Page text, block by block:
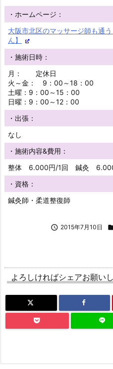
・ホームページ：
大阪市北区のマッサージ師も通
ん】
・施術日時：
月： 定休日
火～金： 9：00～18：00
土曜：9：00～15：00
日曜：9：00～12：00
・出張：
なし
・施術内容&費用：
整体 6.000円/1回 鍼灸
・資格：
鍼灸師・柔道整復師
 2015年7月10日
よろしければシェアお願い